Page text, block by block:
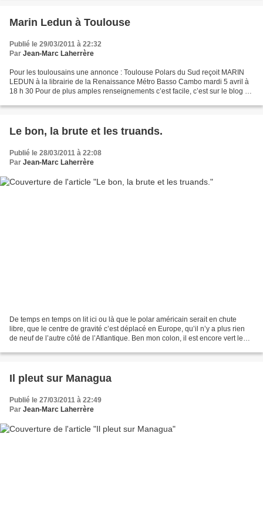
Marin Ledun à Toulouse
Publié le 29/03/2011 à 22:32
Par Jean-Marc Laherrère
Pour les toulousains une annonce : Toulouse Polars du Sud reçoit MARIN
LEDUN à la librairie de la Renaissance Métro Basso Cambo mardi 5 avril à
18 h 30 Pour de plus amples renseignements c’est facile, c’est sur le blog de
Le bon, la brute et les truands.
Publié le 28/03/2011 à 22:08
Par Jean-Marc Laherrère
De temps en temps on lit ici ou là que le polar américain serait en chute
libre, que le centre de gravité c’est déplacé en Europe, qu’il n’y a plus rien
de neuf de l’autre côté de l’Atlantique. Ben mon colon, il est encore vert le
Il pleut sur Managua
Publié le 27/03/2011 à 22:49
Par Jean-Marc Laherrère